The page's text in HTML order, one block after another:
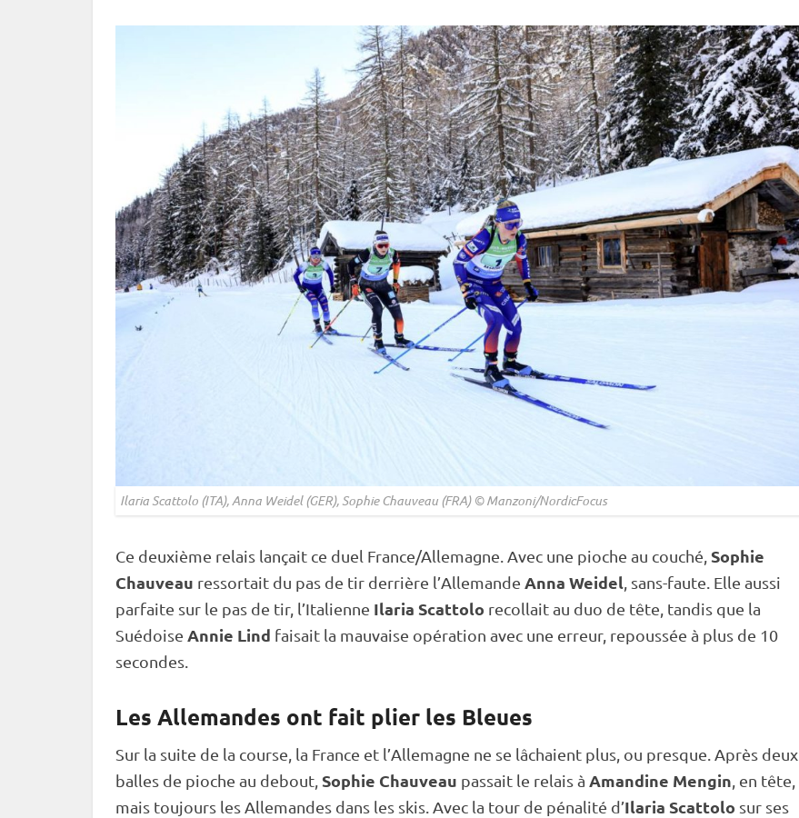
Ilaria Scattolo (ITA), Anna Weidel (GER), Sophie Chauveau (FRA) © Manzoni/NordicFocus
Ce deuxième relais lançait ce duel France/Allemagne. Avec une pioche au couché Sophie
Chauveau ressortait du pas de tir derrière l’Allemande Anna Weidel , sans-faute. Elle aussi
parfaite sur le pas de tir, l’Italienne Ilaria Scattolo recollait au duo de tête, tandis que la
Suédoise Annie Lind faisait la mauvaise opération avec une erreur, repoussée à plus de 10
secondes.
Les Allemandes ont fait plier les Bleues
Sur la suite de la course, la France et l’Allemagne ne se lâchaient plus, ou presque. Après deux
balles de pioche au debout Sophie Chauveau passait le relaisà Amandine Mengin , en tête,
mais toujours les Allemandes dans les skis. Avec la tour de pénalité d’Ilaria Scattolo sur ses